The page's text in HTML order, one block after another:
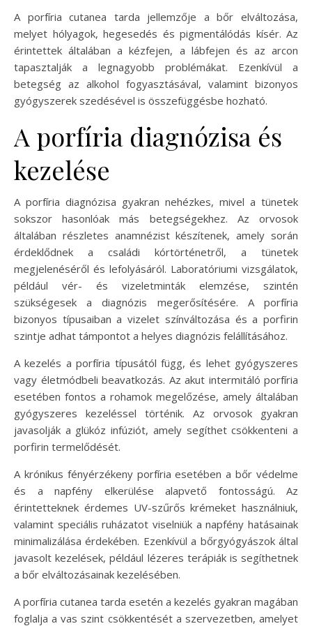
A porfíria cutanea tarda jellemzője a bőr elváltozása,
melyet hólyagok, hegesedés és pigmentálódás kísér. Az
érintettek általában a kézfejen, a lábfejen és az arcon
tapasztalják a legnagyobb problémákat. Ezenkívül a
betegség az alkohol fogyasztásával, valamint bizonyos
gyógyszerek szedésével is összefüggésbe hozható.
A porfíria diagnózisa és
kezelése
A porfíria diagnózisa gyakran nehézkes, mivel a tünetek
sokszor hasonlóak más betegségekhez. Az orvosok
általában részletes anamnézist készítenek, amely során
érdeklődnek a családi kórtörténetről, a tünetek
megjelenéséről és lefolyásáról. Laboratóriumi vizsgálatok,
például vér- és vizeletminták elemzése, szintén
szükségesek a diagnózis megerősítésére. A porfíria
bizonyos típusaiban a vizelet színváltozása és a porfirin
szintje adhat támpontot a helyes diagnózis felállításához.
A kezelés a porfíria típusától függ, és lehet gyógyszeres
vagy életmódbeli beavatkozás. Az akut intermitáló porfíria
esetében fontos a rohamok megelőzése, amely általában
gyógyszeres kezeléssel történik. Az orvosok gyakran
javasolják a glükóz infúziót, amely segíthet csökkenteni a
porfirin termelődését.
A krónikus fényérzékeny porfíria esetében a bőr védelme
és a napfény elkerülése alapvető fontosságú. Az
érintetteknek érdemes UV-szűrős krémeket használniuk,
valamint speciális ruházatot viselniük a napfény hatásainak
minimalizálása érdekében. Ezenkívül a bőrgyógyászok által
javasolt kezelések, például lézeres terápiák is segíthetnek
a bőr elváltozásainak kezelésében.
A porfíria cutanea tarda esetén a kezelés gyakran magában
foglalja a vas szint csökkentését a szervezetben, amelyet